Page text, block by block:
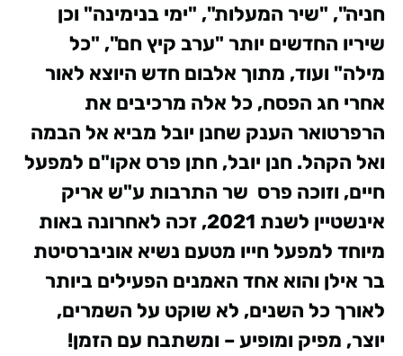
חניה", "שיר המעלות", "ימי בנימינה" וכן
שיריו החדשים יותר "ערב קיץ חם", "כל
מילה" ועוד, מתוך אלבום חדש היוצא לאור
אחרי חג הפסח, כל אלה מרכיבים את
הרפרטואר הענק שחנן יובל מביא אל הבמה
ואל הקהל. חנן יובל, חתן פרס אקו"ם למפעל
חיים, וזוכה פרס שר התרבות ע"ש אריק
אינשטיין לשנת 2021, זכה לאחרונה באות
מיוחד למפעל חייו מטעם נשיא אוניברסיטת
בר אילן והוא אחד האמנים הפעילים ביותר
לאורך כל השנים, לא שוקט על השמרים,
יוצר, מפיק ומופיע – ומשתבח עם הזמן!